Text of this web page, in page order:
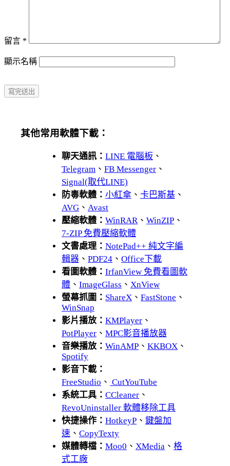
留言 *
顯示名稱
其他常用軟體下載：
聊天通訊： LINE 電腦板 、
Telegram 、 FB Messenger 、
Signal(取代LINE)
防毒軟體： 小紅傘 、 卡巴斯基 、
AVG 、 Avast
壓縮軟體： WinRAR 、 WinZIP 、
7-ZIP 免費壓縮軟體
文書處理： NotePad++ 純文字編
輯器 、 PDF24 、 Office下載
看圖軟體： IrfanView 免費看圖軟
體 、 ImageGlass 、 XnView
螢幕抓圖： ShareX 、 FastStone 、
WinSnap
影片播放： KMPlayer 、
PotPlayer 、 MPC影音播放器
音樂播放： WinAMP 、 KKBOX 、
Spotify
影音下載：
FreeStudio 、 CutYouTube
系統工具： CCleaner 、
RevoUninstaller 軟體移除工具
快捷操作： HotkeyP 、 鍵盤加
速 、 CopyTexty
媒體轉檔： Moo0 、 XMedia 、 格
式工廠